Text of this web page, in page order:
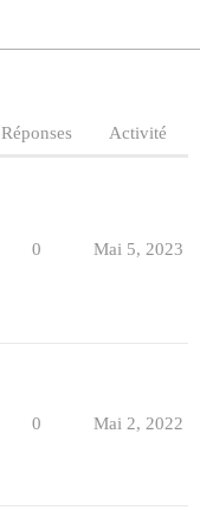
Réponses Activité
0 Mai 5, 2023
0 Mai 2, 2022